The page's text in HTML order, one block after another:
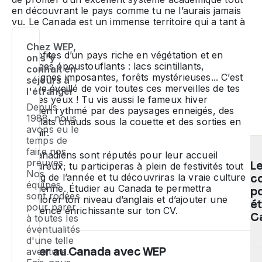
Chez WEP,
on s'y
connait en
séjours à
l'étranger
Depuis
1988, nous
avons eu le
temps de
faire nos
preuves.
Nos
équipes
sont rodées
pour parer
à toutes les
éventualités
d'une telle
aventure.
en découvrant le pays comme tu ne l’aurais jamais
vu. Le Canada est un immense territoire qui a tant à
offrir.
Tu profites d’un pays riche en végétation et en
paysages époustouflants : lacs scintillants,
montagnes imposantes, forêts mystérieuses... C’est
un rêve éveillé de voir toutes ces merveilles de tes
propres yeux ! Tu vis aussi le fameux hiver
canadien rythmé par des paysages enneigés, des
chocolats chauds sous la couette et des sorties en
plein air.
Les Canadiens sont réputés pour leur accueil
chaleureux, tu participeras à plein de festivités tout
au long de l’année et tu découvriras la vraie culture
canadienne. Étudier au Canada te permettra
d’améliorer ton niveau d’anglais et d’ajouter une
expérience enrichissante sur ton CV.
Étudier au Canada avec WEP